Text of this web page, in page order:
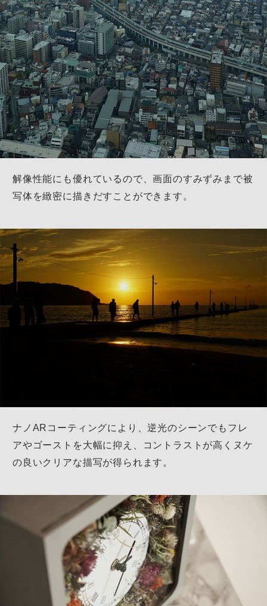
解像性能にも優れているので、画面のすみずみまで被
写体を緻密に描きだすことができます。
ナノARコーティングにより、逆光のシーンでもフレ
アやゴーストを大幅に抑え、
コントラストが高くヌケ
の良いクリアな描写が得られます。